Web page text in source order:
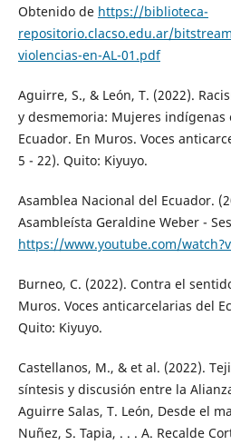
Obtenido de https://biblioteca-
repositorio.clacso.edu.ar/
violencias-en-AL-01.pdf
Aguirre, S., & León, T. (2022).
y desmemoria: Mujeres indígenas
Ecuador. En Muros. Voces
5 - 22). Quito: Kiyuyo.
Asamblea Nacional del Ecuador.
Asambleísta Geraldine Weber -
https://www.youtube.com/
Burneo, C. (2022). Contra el
Muros. Voces anticarcelarias del
Quito: Kiyuyo.
Castellanos, M., & et al. (2022).
síntesis y discusión entre la
Aguirre Salas, T. León, Desde el
Nuñez, S. Tapia, . . . A. Recalde